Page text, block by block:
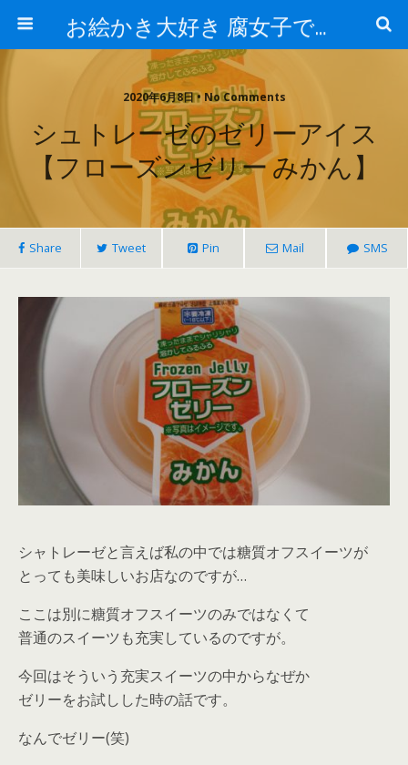
お絵かき大好き 腐女子でゲーマーのおかしな生活
2020年6月8日 • No Comments
シュトレーゼのゼリーアイス
【フローズンゼリー みかん】
Share Tweet Pin Mail SMS
シャトレーゼと言えば私の中では糖質オフスイーツが
とっても美味しいお店なのですが…
ここは別に糖質オフスイーツのみではなくて
普通のスイーツも充実しているのですが。
今回はそういう充実スイーツの中からなぜか
ゼリーをお試しした時の話です。
なんでゼリー(笑)